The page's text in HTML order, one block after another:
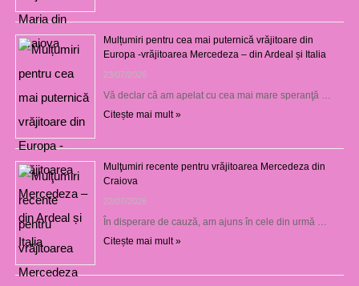
Mulțumiri pentru cea mai puternică vrăjitoare din
Europa -vrăjitoarea Mercedeza – din Ardeal și Italia
23/07/2026
Vă declar că am apelat cu cea mai mare speranţă …
Citește mai mult »
Mulţumiri recente pentru vrăjitoarea Mercedeza din
Craiova
22/07/2026
În disperare de cauză, am ajuns în cele din urmă …
Citește mai mult »